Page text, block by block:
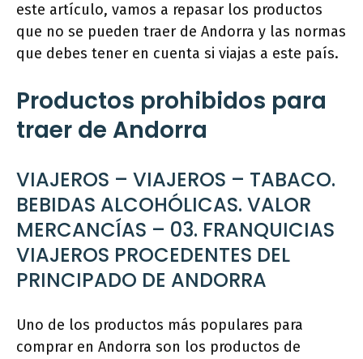
este artículo, vamos a repasar los productos
que no se pueden traer de Andorra y las normas
que debes tener en cuenta si viajas a este país.
Productos prohibidos para
traer de Andorra
VIAJEROS – VIAJEROS – TABACO.
BEBIDAS ALCOHÓLICAS. VALOR
MERCANCÍAS – 03. FRANQUICIAS
VIAJEROS PROCEDENTES DEL
PRINCIPADO DE ANDORRA
Uno de los productos más populares para
comprar en Andorra son los productos de